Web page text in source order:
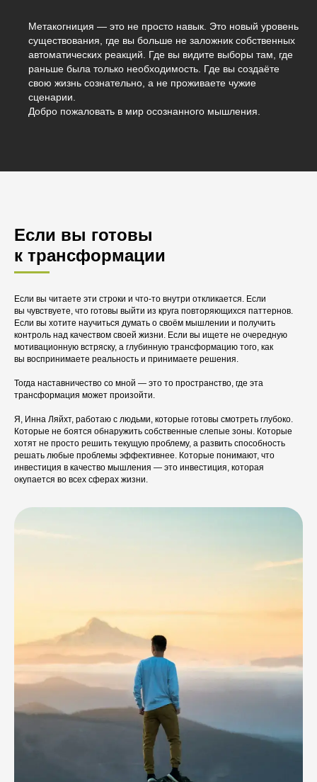
Метакогниция — это не просто навык. Это новый уровень
существования, где вы больше не заложник собственных
автоматических реакций. Где вы видите выборы там, где
раньше была только необходимость. Где вы создаёте
свою жизнь сознательно, а не проживаете чужие
сценарии.
Добро пожаловать в мир осознанного мышления.
Если вы готовы
к трансформации
Если вы читаете эти строки и что-то внутри откликается. Если
вы чувствуете, что готовы выйти из круга повторяющихся паттернов.
Если вы хотите научиться думать о своём мышлении и получить
контроль над качеством своей жизни. Если вы ищете не очередную
мотивационную встряску, а глубинную трансформацию того, как
вы воспринимаете реальность и принимаете решения.
Тогда наставничество со мной — это то пространство, где эта
трансформация может произойти.
Я, Инна Ляйхт, работаю с людьми, которые готовы смотреть глубоко.
Которые не боятся обнаружить собственные слепые зоны. Которые
хотят не просто решить текущую проблему, а развить способность
решать любые проблемы эффективнее. Которые понимают, что
инвестиция в качество мышления — это инвестиция, которая
окупается во всех сферах жизни.